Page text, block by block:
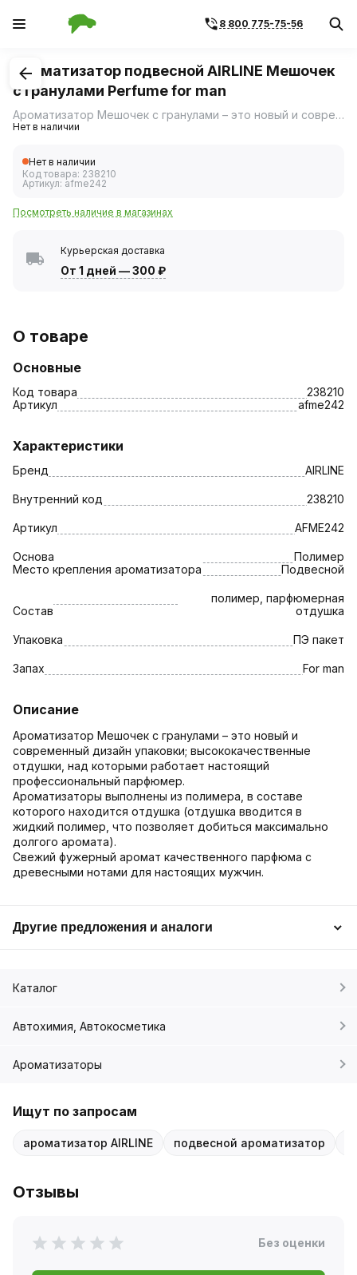
8 800 775-75-56
1/1
Ароматизатор подвесной AIRLINE Мешочек
с гранулами Perfume for man
Ароматизатор Мешочек с гранулами – это новый и современный дизайн упаковки; высококачественные отдушки, над которыми работает настоящий профессиональный парфюмер.
Нет в наличии
Нет в наличии
Код товара: 238210
Артикул: afme242
Посмотреть наличие в магазинах
Курьерская доставка
От 1 дней —300 ₽
О товаре
Основные
Код товара
238210
Артикул
afme242
Характеристики
Бренд AIRLINE
Внутренний код 238210
Артикул AFME242
Основа
Полимер
Место крепления ароматизатора
Подвесной
Состав
полимер, парфюмерная
отдушка
Упаковка ПЭ пакет
Запах For man
Описание
Ароматизатор Мешочек с гранулами – это новый и
современный дизайн упаковки; высококачественные
отдушки, над которыми работает настоящий
профессиональный парфюмер.
Ароматизаторы выполнены из полимера, в составе
которого находится отдушка (отдушка вводится в
жидкий полимер, что позволяет добиться максимально
долгого аромата).
Свежий фужерный аромат качественного парфюма с
древесными нотами для настоящих мужчин.
Другие предложения и аналоги
Каталог
Автохимия, Автокосметика
Ароматизаторы
Ищут по запросам
ароматизатор AIRLINE подвесной ароматизатор
Отзывы
Без оценки